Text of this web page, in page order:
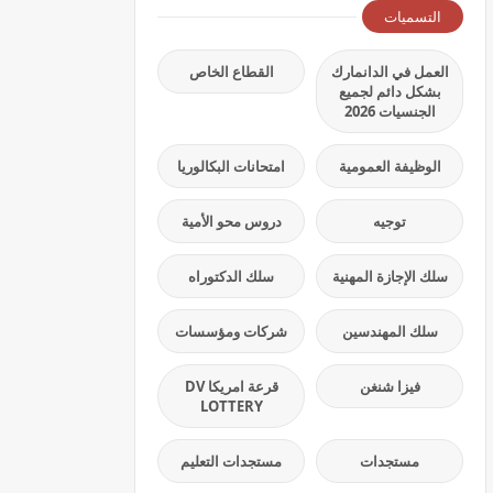
التسميات
العمل في الدانمارك
بشكل دائم لجميع
الجنسيات 2026
القطاع الخاص
الوظيفة العمومية امتحانات البكالوريا
توجيه دروس محو الأمية
سلك الإجازة المهنية سلك الدكتوراه
سلك المهندسين شركات ومؤسسات
فيزا شنغن
قرعة امريكا DV
LOTTERY
مستجدات مستجدات التعليم